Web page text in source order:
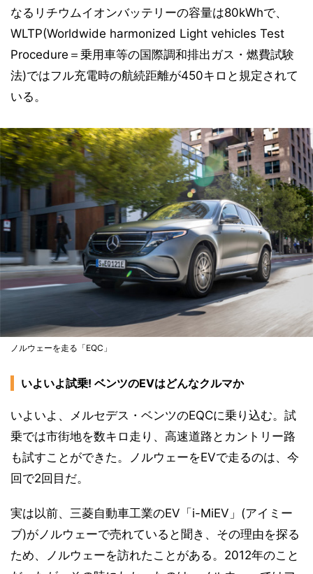
なるリチウムイオンバッテリーの容量は80kWhで、
WLTP(Worldwide harmonized Light vehicles Test
Procedure＝乗用車等の国際調和排出ガス・燃費試験
法)ではフル充電時の航続距離が450キロと規定されて
いる。
ノルウェーを走る「EQC」
いよいよ試乗! ベンツのEVはどんなクルマか
いよいよ、メルセデス・ベンツのEQCに乗り込む。試
乗では市街地を数キロ走り、高速道路とカントリー路
も試すことができた。ノルウェーをEVで走るのは、今
回で2回目だ。
実は以前、三菱自動車工業のEV「i-MiEV」(アイミー
ブ)がノルウェーで売れていると聞き、その理由を探る
ため、ノルウェーを訪れたことがある。2012年のこと